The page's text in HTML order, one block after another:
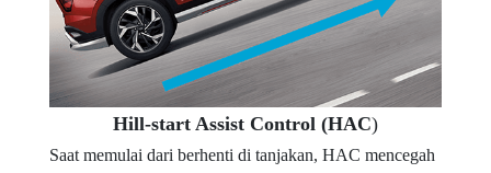
Hill-start Assist Control (HAC)
Saat memulai dari berhenti di tanjakan, HAC mencegah